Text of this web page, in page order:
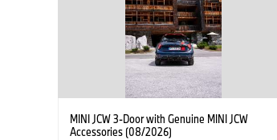
MINI JCW 3-Door with Genuine MINI JCW
Accessories (08/2026)